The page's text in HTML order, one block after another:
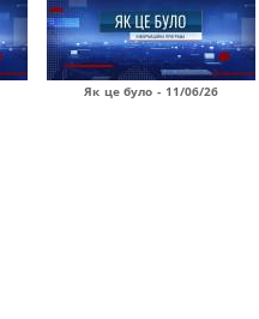
Як це було - 11/06/26